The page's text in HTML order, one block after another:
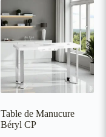
Table de Manucure
Béryl CP